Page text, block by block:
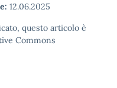
12.06.2025
questo articolo è
Commons